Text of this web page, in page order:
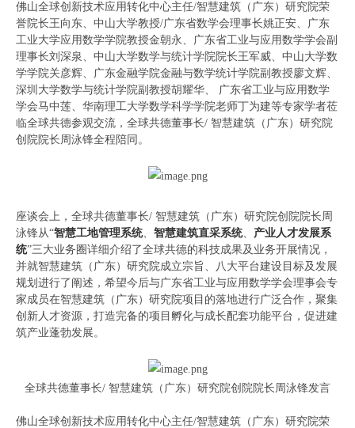
佛山全球创新技术应用转化中心主任/智慧建筑（广东）研究院荣
誉院长王向东、中山大学教授/广东省数学会理事长姚正安、广东
工业大学应用数学学院教授金朝永、广东省工业与应用数学学会副
理事长刘深泉、中山大学数学与统计学院院长王军威、中山大学数
学学院关彦辉、广东金融学院金融与数学统计学院副教授廖文辉、
深圳大学数学与统计学院副教授胡耀华、 广东省工业与应用数学
学会马中莲、华南理工大学数学科学学院老师丁为建等专家学者莅
临全球共德参观交流，全球共德董事长/ 智慧建筑（广东）研究院
创院院长周泳锋全程陪同。
座谈会上，全球共德董事长/ 智慧建筑（广东）研究院创院院长周
泳锋从“智慧工地管理系统、 智慧建筑直采系统、 产业人才发展系
统”三大业务圈详细介绍了全球共德的科技成果及业务开展情况，
并就智慧建筑（广东）研究院成立宗旨、八大平台建设目标及发展
规划进行了阐述，希望今后与广东省工业与应用数学学会理事会专
家成员在智慧建筑（广东）研究院项目的落地进行广泛合作，聚集
创新人才资源，打造完备的项目孵化与成长配套功能平台，促进建
筑产业蓬勃发展。
全球共德董事长/ 智慧建筑（广东）研究院创院院长周泳锋发言
佛山全球创新技术应用转化中心主任/智慧建筑（广东）研究院荣